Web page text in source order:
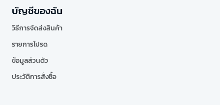
บัญชีของฉัน
วิธีการจัดส่งสินค้า
รายการโปรด
ข้อมูลส่วนตัว
ประวัติการสั่งซื้อ